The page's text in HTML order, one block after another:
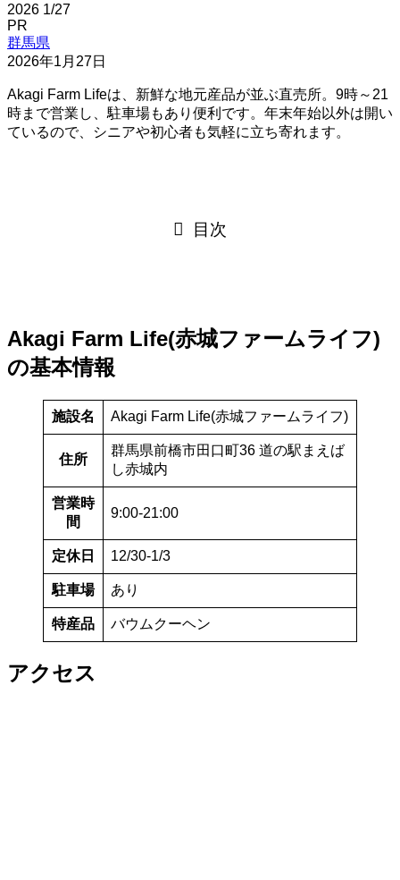
2026 1/27
PR
群馬県
2026年1月27日
Akagi Farm Lifeは、新鮮な地元産品が並ぶ直売所。9時～21
時まで営業し、駐車場もあり便利です。年末年始以外は開い
ているので、シニアや初心者も気軽に立ち寄れます。
目次
Akagi Farm Life(赤城ファームライフ)
の基本情報
施設名 Akagi Farm Life(赤城ファームライフ)
住所
群馬県前橋市田口町36 道の駅まえば
し赤城内
営業時
間
9:00-21:00
定休日 12/30-1/3
駐車場 あり
特産品 バウムクーヘン
アクセス